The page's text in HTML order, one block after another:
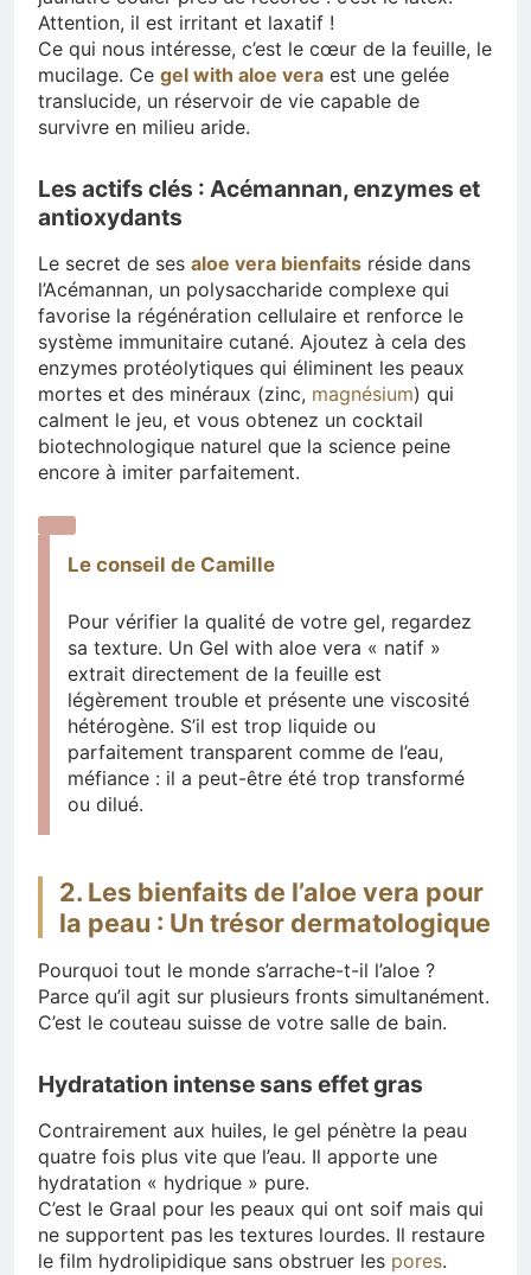
Attention, il est irritant et laxatif !
Ce qui nous intéresse, c’est le cœur de la feuille, le
mucilage. Ce gel with aloe vera est une gelée
translucide, un réservoir de vie capable de
survivre en milieu aride.
Les actifs clés : Acémannan, enzymes et
antioxydants
Le secret de ses aloe vera bienfaits réside dans
l’Acémannan, un polysaccharide complexe qui
favorise la régénération cellulaire et renforce le
système immunitaire cutané. Ajoutez à cela des
enzymes protéolytiques qui éliminent les peaux
mortes et des minéraux (zinc, magnésium) qui
calment le jeu, et vous obtenez un cocktail
biotechnologique naturel que la science peine
encore à imiter parfaitement.
Le conseil de Camille
Pour vérifier la qualité de votre gel, regardez
sa texture. Un Gel with aloe vera « natif »
extrait directement de la feuille est
légèrement trouble et présente une viscosité
hétérogène. S’il est trop liquide ou
parfaitement transparent comme de l’eau,
méfiance : il a peut-être été trop transformé
ou dilué.
2. Les bienfaits de l’aloe vera pour
la peau : Un trésor dermatologique
Pourquoi tout le monde s’arrache-t-il l’aloe ?
Parce qu’il agit sur plusieurs fronts simultanément.
C’est le couteau suisse de votre salle de bain.
Hydratation intense sans effet gras
Contrairement aux huiles, le gel pénètre la peau
quatre fois plus vite que l’eau. Il apporte une
hydratation « hydrique » pure.
C’est le Graal pour les peaux qui ont soif mais qui
ne supportent pas les textures lourdes. Il restaure
le film hydrolipidique sans obstruer les pores.